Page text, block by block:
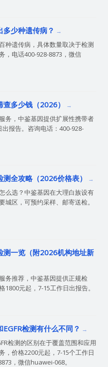
少种遗传病？
种遗传病，具体数量取决于检测
，电话400-928-8873，微信
多少钱（2026）
务，中鉴基因提供扩展性携带者
报告。咨询电话：400-928-
全攻略（2026价格表）
么选？中鉴基因在大理白族设有
城区，可预约采样、邮寄送检。
测一览（附2026机构地址新
务推荐，中鉴基因提供正规检
1800元起，7-15工作日出报告。
检测有什么不同？
检测的区别在于覆盖范围和应用
，价格2200元起，7-15个工作日
，微信huawei-068。